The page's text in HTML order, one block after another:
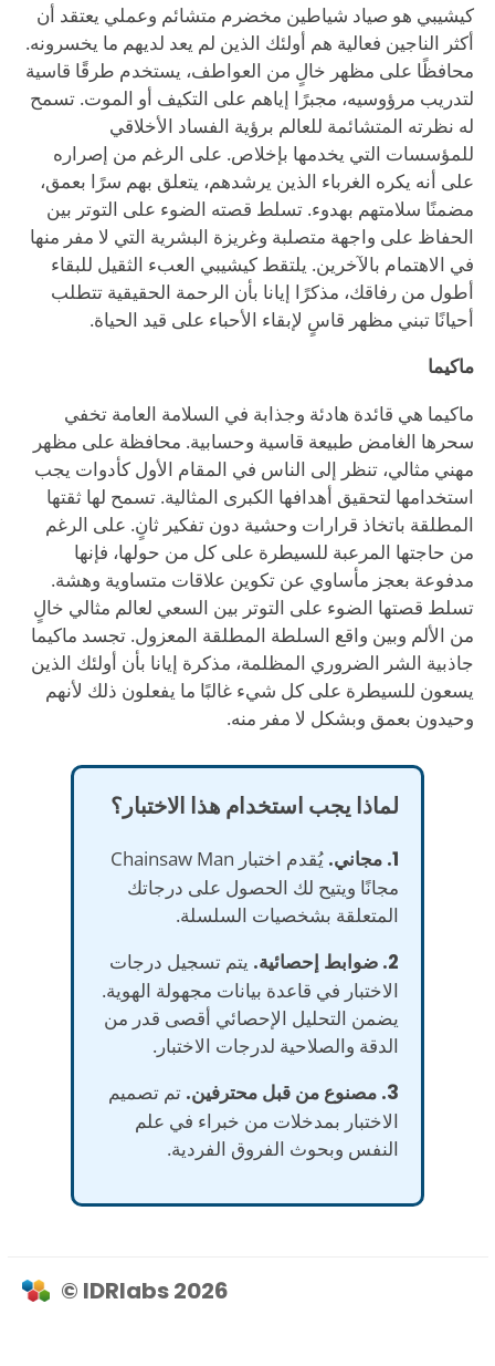
كيشيبي هو صياد شياطين مخضرم متشائم وعملي يعتقد أن
أكثر الناجين فعالية هم أولئك الذين لم يعد لديهم ما يخسرونه.
محافظًا على مظهر خالٍ من العواطف، يستخدم طرقًا قاسية
لتدريب مرؤوسيه، مجبرًا إياهم على التكيف أو الموت. تسمح
له نظرته المتشائمة للعالم برؤية الفساد الأخلاقي
للمؤسسات التي يخدمها بإخلاص. على الرغم من إصراره
على أنه يكره الغرباء الذين يرشدهم، يتعلق بهم سرًا بعمق،
مضمنًا سلامتهم بهدوء. تسلط قصته الضوء على التوتر بين
الحفاظ على واجهة متصلبة وغريزة البشرية التي لا مفر منها
في الاهتمام بالآخرين. يلتقط كيشيبي العبء الثقيل للبقاء
أطول من رفاقك، مذكرًا إيانا بأن الرحمة الحقيقية تتطلب
أحيانًا تبني مظهر قاسٍ لإبقاء الأحباء على قيد الحياة.
ماكيما
ماكيما هي قائدة هادئة وجذابة في السلامة العامة تخفي
سحرها الغامض طبيعة قاسية وحسابية. محافظة على مظهر
مهني مثالي، تنظر إلى الناس في المقام الأول كأدوات يجب
استخدامها لتحقيق أهدافها الكبرى المثالية. تسمح لها ثقتها
المطلقة باتخاذ قرارات وحشية دون تفكير ثانٍ. على الرغم
من حاجتها المرعبة للسيطرة على كل من حولها، فإنها
مدفوعة بعجز مأساوي عن تكوين علاقات متساوية وهشة.
تسلط قصتها الضوء على التوتر بين السعي لعالم مثالي خالٍ
من الألم وبين واقع السلطة المطلقة المعزول. تجسد ماكيما
جاذبية الشر الضروري المظلمة، مذكرة إيانا بأن أولئك الذين
يسعون للسيطرة على كل شيء غالبًا ما يفعلون ذلك لأنهم
وحيدون بعمق وبشكل لا مفر منه.
لماذا يجب استخدام هذا الاختبار؟
1. مجاني.
يُقدم اختبار Chainsaw Man
مجانًا ويتيح لك الحصول على درجاتك
المتعلقة بشخصيات السلسلة.
2. ضوابط إحصائية.
يتم تسجيل درجات
الاختبار في قاعدة بيانات مجهولة الهوية.
يضمن التحليل الإحصائي أقصى قدر من
الدقة والصلاحية لدرجات الاختبار.
3. مصنوع من قبل محترفين.
تم تصميم
الاختبار بمدخلات من خبراء في علم
النفس وبحوث الفروق الفردية.
© IDRlabs 2026